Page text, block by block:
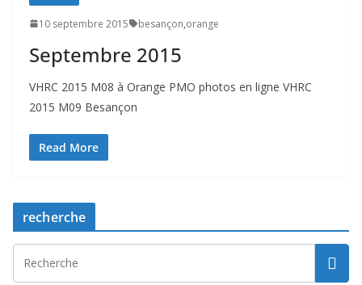
10 septembre 2015 besançon,orange
Septembre 2015
VHRC 2015 M08 à Orange PMO photos en ligne VHRC
2015 M09 Besançon
Read More
recherche